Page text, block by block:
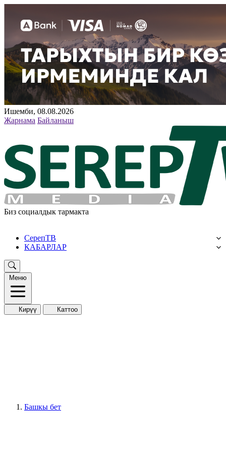
Ишемби, 08.08.2026
Жарнама Байланыш
Биз социалдык тармакта
СерепТВ
КАБАРЛАР
Меню
Кирүү Каттоо
Башкы бет